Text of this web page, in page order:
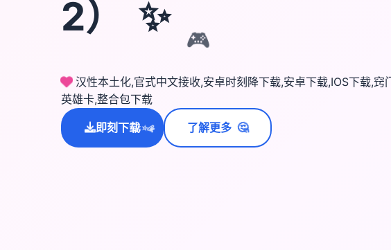
🎮
2） ✨
汉性本土化,官式中文接收,安卓时刻降下载,安卓下载,IOS下载,窍
英雄卡,整合包下载
即刻下载
✨⭐💫 了解更多 🤔